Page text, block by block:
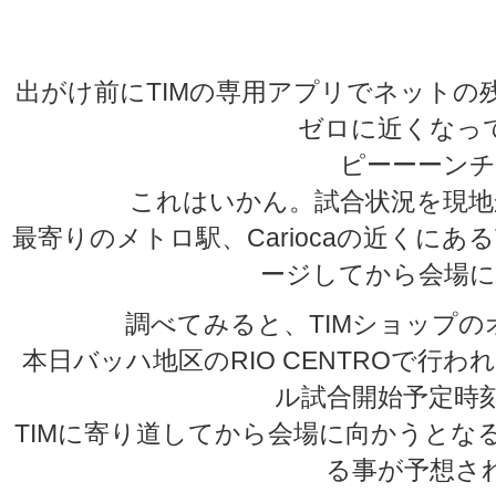
出がけ前にTIMの専用アプリでネットの
ゼロに近くなっ
ピーーーン
これはいかん。試合状況を現
最寄りのメトロ駅、Cariocaの近くにあ
ージしてから会場
調べてみると、TIMショップの
本日バッハ地区のRIO CENTROで行わ
ル試合開始予定時
TIMに寄り道してから会場に向かうとな
る事が予想さ